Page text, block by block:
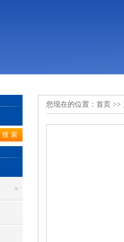
您现在的位置： 首页 >>